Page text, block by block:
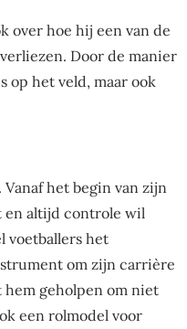
over hoe hij een van de
Door de manier
op het veld, maar ook
het begin van zijn
en altijd controle wil
voetballers het
om zijn carrière
hem geholpen om niet
een rolmodel voor